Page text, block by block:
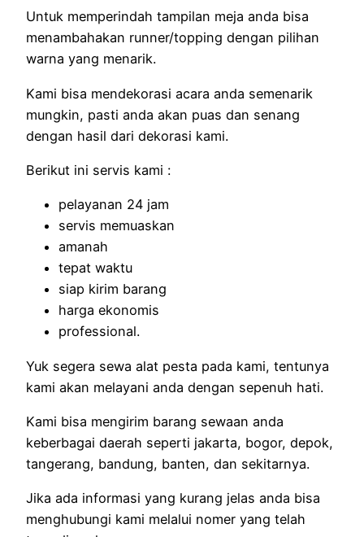
Untuk memperindah tampilan meja anda bisa
menambahakan runner/topping dengan pilihan
warna yang menarik.
Kami bisa mendekorasi acara anda semenarik
mungkin, pasti anda akan puas dan senang
dengan hasil dari dekorasi kami.
Berikut ini servis kami :
pelayanan 24 jam
servis memuaskan
amanah
tepat waktu
siap kirim barang
harga ekonomis
professional.
Yuk segera sewa alat pesta pada kami, tentunya
kami akan melayani anda dengan sepenuh hati.
Kami bisa mengirim barang sewaan anda
keberbagai daerah seperti jakarta, bogor, depok,
tangerang, bandung, banten, dan sekitarnya.
Jika ada informasi yang kurang jelas anda bisa
menghubungi kami melalui nomer yang telah